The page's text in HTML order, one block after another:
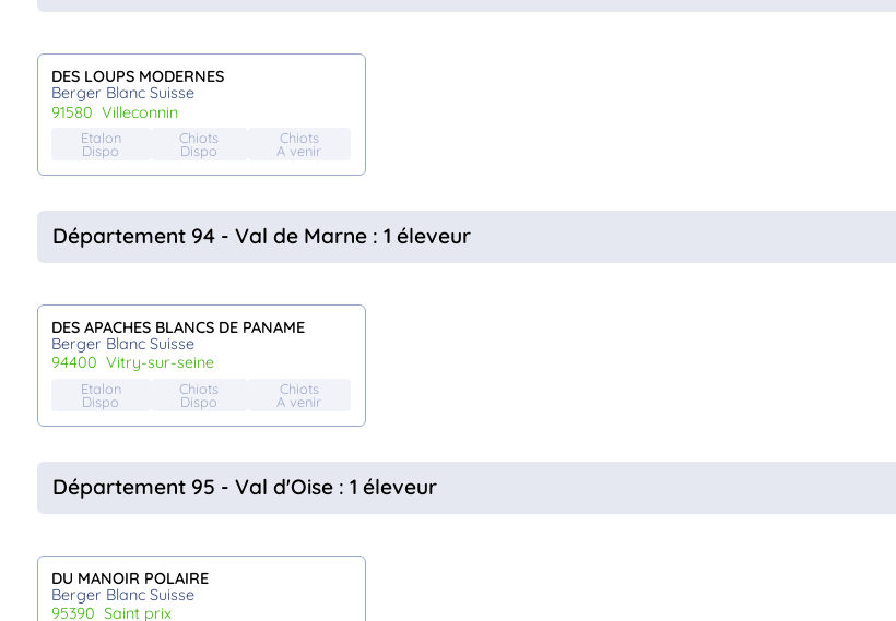
DES LOUPS MODERNES
Berger Blanc Suisse
91580
villeconnin
Etalon
Dispo
Chiots
Dispo
Chiots
A venir
Département 94 - Val de Marne : 1 éleveur
DES APACHES BLANCS DE PANAME
Berger Blanc Suisse
94400
vitry-sur-seine
Etalon
Dispo
Chiots
Dispo
Chiots
A venir
Département 95 - Val d'Oise : 1 éleveur
DU MANOIR POLAIRE
Berger Blanc Suisse
95390
saint prix